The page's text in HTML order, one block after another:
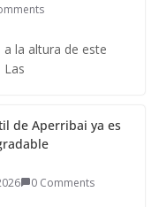
la altura de este
Las
de Aperribai ya es
0 Comments